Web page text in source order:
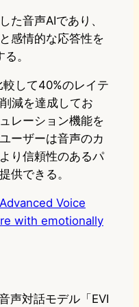
た音声AIであり、
感情的な応答性を
。
して40%のレイテ
減を達成してお
レーション機能を
ーザーは音声のカ
り信頼性のあるパ
供できる。
Voice
with emotionally
声対話モデル「EVI